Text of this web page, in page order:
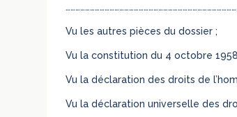
Vu les autres pièces du dossier ;
Vu la constitution du 4 octobre
Vu la déclaration des droits de
Vu la déclaration universelle des